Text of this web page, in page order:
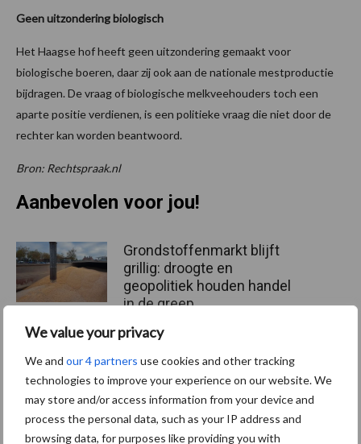
We value your privacy
We and our 4 partners use cookies and other tracking
technologies to improve your experience on our website. We
may store and/or access information from your device and
process the personal data, such as your IP address and
browsing data, for purposes like providing you with
Geen uitzondering biologisch
Het Haagse hof heeft geen uitzondering gemaakt voor
biologische boeren, daar zij ook aan de nationale mestproductie
bijdragen. De vraag of biologische melkveehouders toch een
aparte positie verdienen, is een politieke vraag die niet door de
rechter kan worden beantwoord.
Bron: Rechtspraak.nl
Aanbevolen voor jou!
Grondstoffenmarkt blijft
grillig: droogte en
geopolitiek houden handel
in de greep
De speenhuid: een vaak
onderschatte risicofactor
voor mastitis